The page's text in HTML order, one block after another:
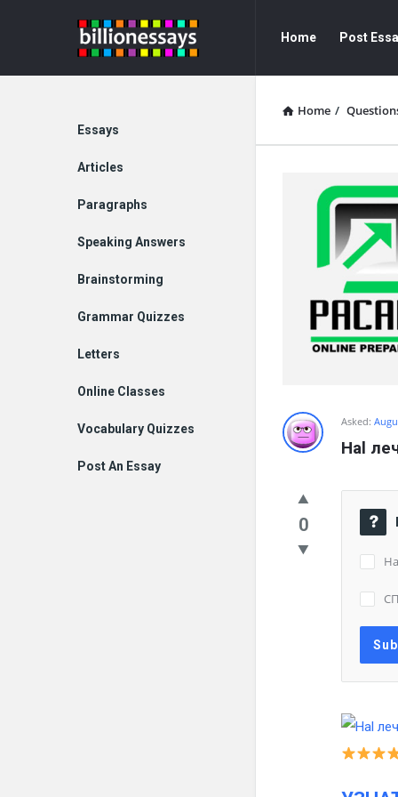
Billion
Essays
Essays
Navigation
Home Post
Home /
Asked:
Hal
0
Explore
Essays
Articles
Paragraphs
Speaking Answers
Brainstorming
Grammar Quizzes
Letters
Online Classes
Vocabulary Quizzes
Post An Essay